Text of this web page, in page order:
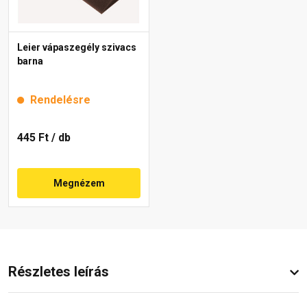
Leier vápaszegély szivacs
barna
Rendelésre
445 Ft / db
Megnézem
Részletes leírás